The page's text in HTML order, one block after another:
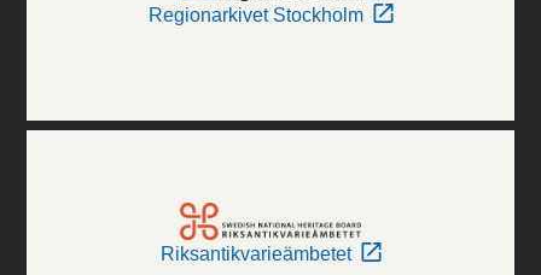
Regionarkivet Stockholm
Riksantikvarieämbetet